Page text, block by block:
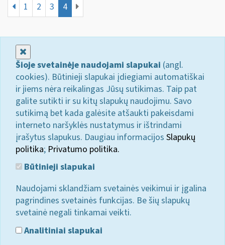
1 2 3 4
Šioje svetainėje naudojami slapukai (angl.
cookies). Būtinieji slapukai įdiegiami automatiškai
ir jiems nėra reikalingas Jūsų sutikimas. Taip pat
galite sutikti ir su kitų slapukų naudojimu. Savo
sutikimą bet kada galėsite atšaukti pakeisdami
interneto naršyklės nustatymus ir ištrindami
įrašytus slapukus. Daugiau informacijos Slapukų
politika; Privatumo politika.
Būtinieji slapukai
Naudojami sklandžiam svetainės veikimui ir įgalina
pagrindines svetainės funkcijas. Be šių slapukų
svetainė negali tinkamai veikti.
Analitiniai slapukai